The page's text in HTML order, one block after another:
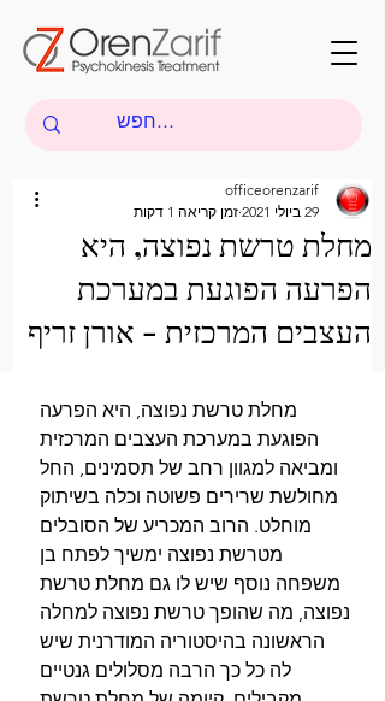
מחלת טרשת נפוצה, היא
הפרעה הפוגעת במערכת
העצבים המרכזית - אורן זריף
officeorenzarif
29 ביולי 2021
זמן קריאה 1 דקות
מחלת טרשת נפוצה, היא הפרעה
הפוגעת במערכת העצבים המרכזית
ומביאה למגוון רחב של תסמינים, החל
מחולשת שרירים פשוטה וכלה בשיתוק
מוחלט. הרוב המכריע של הסובלים
מטרשת נפוצה ימשיך לפתח בן
משפחה נוסף שיש לו גם מחלת טרשת
נפוצה, מה שהופך טרשת נפוצה למחלה
הראשונה בהיסטוריה המודרנית שיש
לה כל כך הרבה מסלולים גנטיים